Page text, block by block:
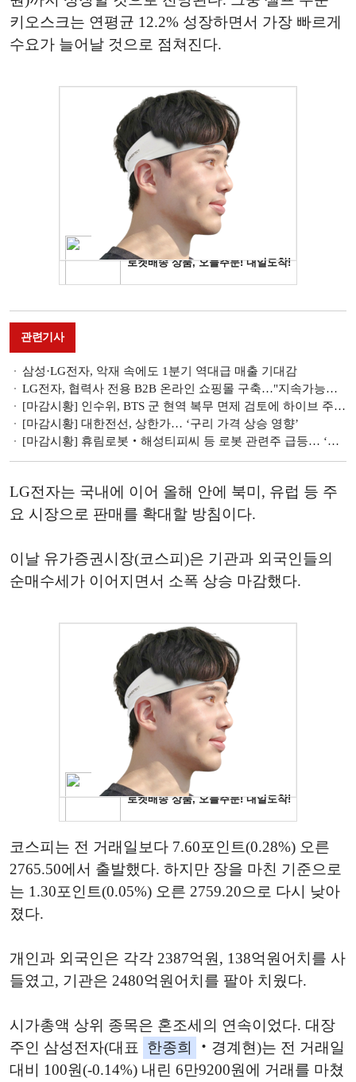
키오스크는 연평균 12.2% 성장하면서 가장 빠르게
수요가 늘어날 것으로 점쳐진다.
관련기사
삼성·LG전자, 악재 속에도 1분기 역대급 매출 기대감
LG전자, 협력사 전용 B2B 온라인 쇼핑몰 구축…"지속가능한 상생 실천"
[마감시황] 인수위, BTS 군 현역 복무 면제 검토에 하이브 주가 ‘껑충’
[마감시황] 대한전선, 상한가… ‘구리 가격 상승 영향’
[마감시황] 휴림로봇‧해성티피씨 등 로봇 관련주 급등… ‘연내 로봇 상용화 기대감’
LG전자는 국내에 이어 올해 안에 북미, 유럽 등 주
요 시장으로 판매를 확대할 방침이다.
이날 유가증권시장(코스피)은 기관과 외국인들의
순매수세가 이어지면서 소폭 상승 마감했다.
코스피는 전 거래일보다 7.60포인트(0.28%) 오른
2765.50에서 출발했다. 하지만 장을 마친 기준으로
는 1.30포인트(0.05%) 오른 2759.20으로 다시 낮아
졌다.
개인과 외국인은 각각 2387억원, 138억원어치를 사
들였고, 기관은 2480억원어치를 팔아 치웠다.
시가총액 상위 종목은 혼조세의 연속이었다. 대장
주인 삼성전자(대표
한종희
‧경계현)는 전 거래일
대비 100원(-0.14%) 내린 6만9200원에 거래를 마쳤